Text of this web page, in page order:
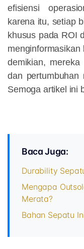
efisiensi
karena itu, setiap
khusus pada ROI
menginformasikan
demikian, mereka
dan pertumbuhan
Semoga artikel ini
Baca Juga:
Durability
Mengapa
Merata?
Bahan Sepatu